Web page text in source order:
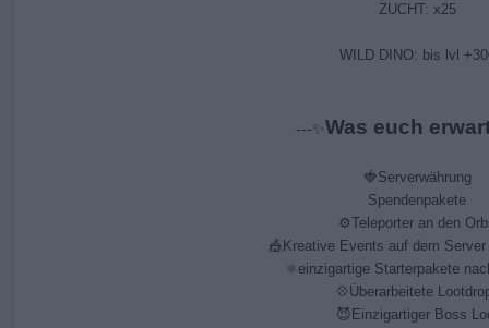
ZUCHT: x25
WILD DINO: bis lvl
---✨️ Was euch
🍓Serverwährung
Spendenpakete
⚙Teleporter an den
🎪Kreative Events auf dem
⚛einzigartige Starterpakete
💠Überarbeitete
😈Einzigartiger Boss